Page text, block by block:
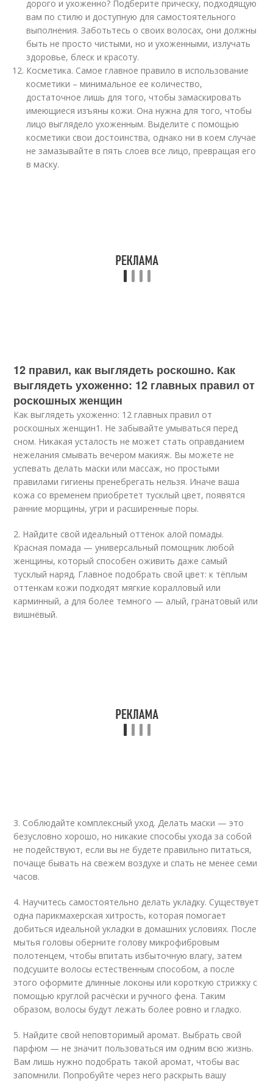
дорого и ухоженно? Подберите прическу, подходящую
вам по стилю и доступную для самостоятельного
выполнения. Заботьтесь о своих волосах, они должны
быть не просто чистыми, но и ухоженными, излучать
здоровье, блеск и красоту.
Косметика. Самое главное правило в использование
косметики – минимальное ее количество,
достаточное лишь для того, чтобы замаскировать
имеющиеся изъяны кожи. Она нужна для того, чтобы
лицо выглядело ухоженным. Выделите с помощью
косметики свои достоинства, однако ни в коем случае
не замазывайте в пять слоев все лицо, превращая его
в маску.
12 правил, как выглядеть роскошно. Как
выглядеть ухоженно: 12 главных правил от
роскошных женщин
Как выглядеть ухоженно: 12 главных правил от
роскошных женщин1. Не забывайте умываться перед
сном. Никакая усталость не может стать оправданием
нежелания смывать вечером макияж. Вы можете не
успевать делать маски или массаж, но простыми
правилами гигиены пренебрегать нельзя. Иначе ваша
кожа со временем приобретет тусклый цвет, появятся
ранние морщины, угри и расширенные поры.
2. Найдите свой идеальный оттенок алой помады.
Красная помада — универсальный помощник любой
женщины, который способен оживить даже самый
тусклый наряд. Главное подобрать свой цвет: к тёплым
оттенкам кожи подходят мягкие коралловый или
карминный, а для более темного — алый, гранатовый или
вишнёвый.
3. Соблюдайте комплексный уход. Делать маски — это
безусловно хорошо, но никакие способы ухода за собой
не подействуют, если вы не будете правильно питаться,
почаще бывать на свежем воздухе и спать не менее семи
часов.
4. Научитесь самостоятельно делать укладку. Существует
одна парикмахерская хитрость, которая помогает
добиться идеальной укладки в домашних условиях. После
мытья головы оберните голову микрофибровым
полотенцем, чтобы впитать избыточную влагу, затем
подсушите волосы естественным способом, а после
этого оформите длинные локоны или короткую стрижку с
помощью круглой расчёски и ручного фена. Таким
образом, волосы будут лежать более ровно и гладко.
5. Найдите свой неповторимый аромат. Выбрать свой
парфюм — не значит пользоваться им одним всю жизнь.
Вам лишь нужно подобрать такой аромат, чтобы вас
запомнили. Попробуйте через него раскрыть вашу